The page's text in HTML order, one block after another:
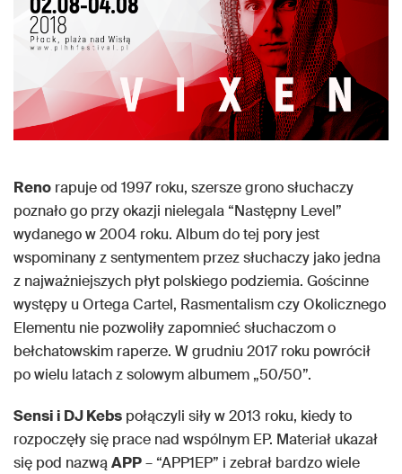
Reno rapuje od 1997 roku, szersze grono słuchaczy
poznało go przy okazji nielegala “Następny Level”
wydanego w 2004 roku. Album do tej pory jest
wspominany z sentymentem przez słuchaczy jako jedna
z najważniejszych płyt polskiego podziemia. Gościnne
występy u Ortega Cartel, Rasmentalism czy Okolicznego
Elementu nie pozwoliły zapomnieć słuchaczom o
bełchatowskim raperze. W grudniu 2017 roku powrócił
po wielu latach z solowym albumem „50/50”.
Sensi i DJ Kebs połączyli siły w 2013 roku, kiedy to
rozpoczęły się prace nad wspólnym EP. Materiał ukazał
się pod nazwąAPP– “APP1EP” i zebrał bardzo wiele